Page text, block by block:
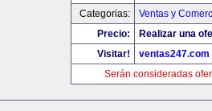
Categorias:
Ventas y
Precio:
Realizar una
Visitar!
ventas247.com
Serán consideradas